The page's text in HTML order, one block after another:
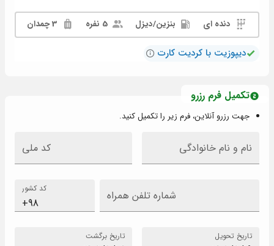
دنده ای بنزين/دیزل 5 نفره
دیپوزیت با کردیت کارت
تکمیل فرم رزرو
جهت رزرو آنلاین، فرم زیر را تکمیل کنید.
نام و نام خانوادگی کد ملی
کد کشور شماره تلفن همراه
تاریخ تحویل تاریخ برگشت